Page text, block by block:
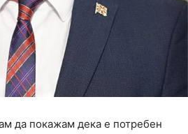
да покажам дека е потребен